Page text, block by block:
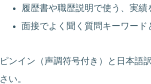
履歴書や職歴説明で使う、実績
面接でよく聞く質問キーワード
ピンイン（声調符号付き）と日本語
さい。